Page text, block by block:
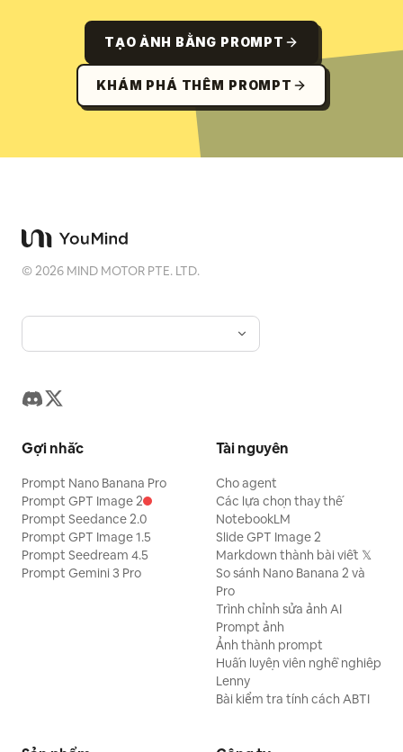
TẠO ẢNH BẰNG PROMPT
KHÁM PHÁ THÊM PROMPT
©2026 MIND MOTOR PTE. LTD.
Gợi nhắc
Prompt Nano Banana Pro
Prompt GPT Image 2
Prompt Seedance 2.0
Prompt GPT Image 1.5
Prompt Seedream 4.5
Prompt Gemini 3 Pro
Tài nguyên
Cho agent
Các lựa chọn thay thế
NotebookLM
Slide GPT Image 2
Markdown thành bài viết 𝕏
So sánh Nano Banana 2 và
Pro
Trình chỉnh sửa ảnh AI
Prompt ảnh
Ảnh thành prompt
Huấn luyện viên nghề nghiệp
Lenny
Bài kiểm tra tính cách ABTI